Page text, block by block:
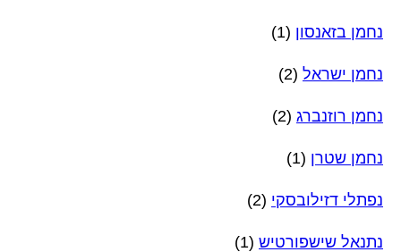
נחמן בזאנסון (1)
נחמן ישראל (2)
נחמן רוזנברג (2)
נחמן שטרן (1)
נפתלי דזילובסקי (2)
נתנאל שישפורטיש (1)